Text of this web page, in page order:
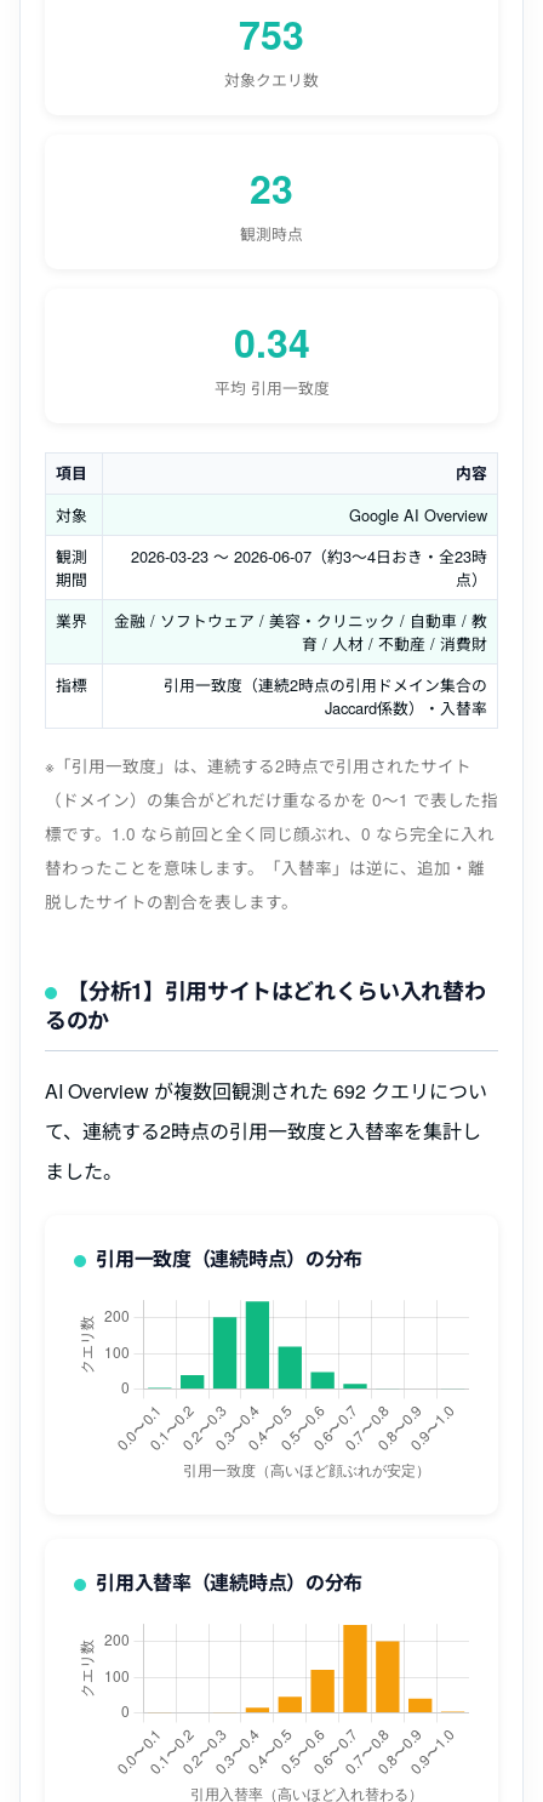
753
対象クエリ数
23
観測時点
0.34
平均 引用一致度
項目 内容
対象
Google AI Overview
観測
期間
2026-03-23 〜 2026-06-07（約3〜4日おき・全23時
点）
業界
金融 / ソフトウェア / 美容・クリニック / 自動車 / 教
育 / 人材 / 不動産 / 消費財
指標
引用一致度（連続2時点の引用ドメイン集合の
Jaccard係数）・入替率
※「引用一致度」は、連続する2時点で引用されたサイト
（ドメイン）の集合がどれだけ重なるかを 0〜1 で表した指
標です。1.0 なら前回と全く同じ顔ぶれ、0 なら完全に入れ
替わったことを意味します。「入替率」は逆に、追加・離
脱したサイトの割合を表します。
【分析1】引用サイトはどれくらい入れ替わ
るのか
AI Overview が複数回観測された 692 クエリについ
て、連続する2時点の引用一致度と入替率を集計し
ました。
引用一致度（連続時点）の分布
引用入替率（連続時点）の分布